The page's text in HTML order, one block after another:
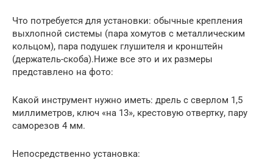
Что потребуется для установки: обычные крепления
выхлопной системы (пара хомутов с металлическим
кольцом), пара подушек глушителя и кронштейн
(держатель-скоба).Ниже все это и их размеры
представлено на фото:
Какой инструмент нужно иметь: дрель с сверлом 1,5
миллиметров, ключ «на 13», крестовую отвертку, пару
саморезов 4 мм.
Непосредственно установка: